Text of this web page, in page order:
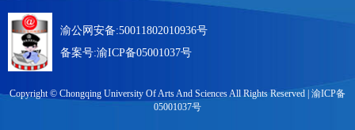
渝公网安备:50011802010936号
备案号:渝ICP备05001037号
Copyright © Chongqing University Of Arts And Sciences All Rights Reserved | 渝ICP备
05001037号